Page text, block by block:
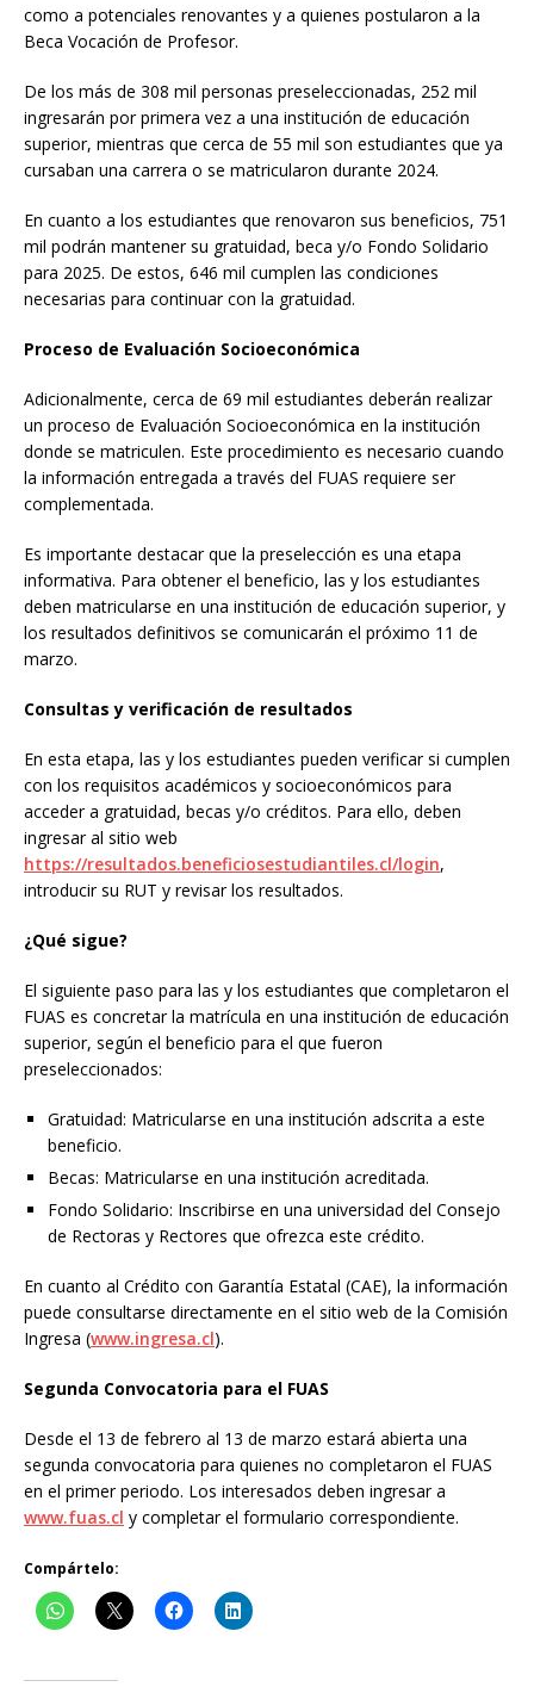
como a potenciales renovantes y a quienes postularon a la
Beca Vocación de Profesor.
De los más de 308 mil personas preseleccionadas, 252 mil
ingresarán por primera vez a una institución de educación
superior, mientras que cerca de 55 mil son estudiantes que ya
cursaban una carrera o se matricularon durante 2024.
En cuanto a los estudiantes que renovaron sus beneficios, 751
mil podrán mantener su gratuidad, beca y/o Fondo Solidario
para 2025. De estos, 646 mil cumplen las condiciones
necesarias para continuar con la gratuidad.
Proceso de Evaluación Socioeconómica
Adicionalmente, cerca de 69 mil estudiantes deberán realizar
un proceso de Evaluación Socioeconómica en la institución
donde se matriculen. Este procedimiento es necesario cuando
la información entregada a través del FUAS requiere ser
complementada.
Es importante destacar que la preselección es una etapa
informativa. Para obtener el beneficio, las y los estudiantes
deben matricularse en una institución de educación superior, y
los resultados definitivos se comunicarán el próximo 11 de
marzo.
Consultas y verificación de resultados
En esta etapa, las y los estudiantes pueden verificar si cumplen
con los requisitos académicos y socioeconómicos para
acceder a gratuidad, becas y/o créditos. Para ello, deben
ingresar al sitio web
https://resultados.beneficiosestudiantiles.cl/login,
introducir su RUT y revisar los resultados.
¿Qué sigue?
El siguiente paso para las y los estudiantes que completaron el
FUAS es concretar la matrícula en una institución de educación
superior, según el beneficio para el que fueron
preseleccionados:
Gratuidad: Matricularse en una institución adscrita a este
beneficio.
Becas: Matricularse en una institución acreditada.
Fondo Solidario: Inscribirse en una universidad del Consejo
de Rectoras y Rectores que ofrezca este crédito.
En cuanto al Crédito con Garantía Estatal (CAE), la información
puede consultarse directamente en el sitio web de la Comisión
Ingresa (www.ingresa.cl).
Segunda Convocatoria para el FUAS
Desde el 13 de febrero al 13 de marzo estará abierta una
segunda convocatoria para quienes no completaron el FUAS
en el primer periodo. Los interesados deben ingresar a
www.fuas.cl y completar el formulario correspondiente.
Compártelo: